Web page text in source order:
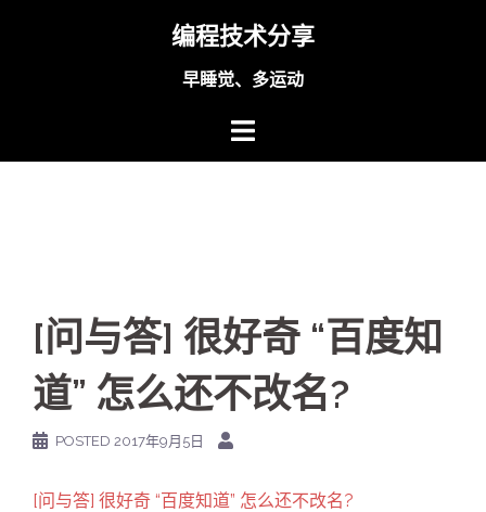
编程技术分享
早睡觉、多运动
[问与答] 很好奇 “百度知
道” 怎么还不改名?
POSTED 2017年9月5日
[问与答] 很好奇 “百度知道” 怎么还不改名?